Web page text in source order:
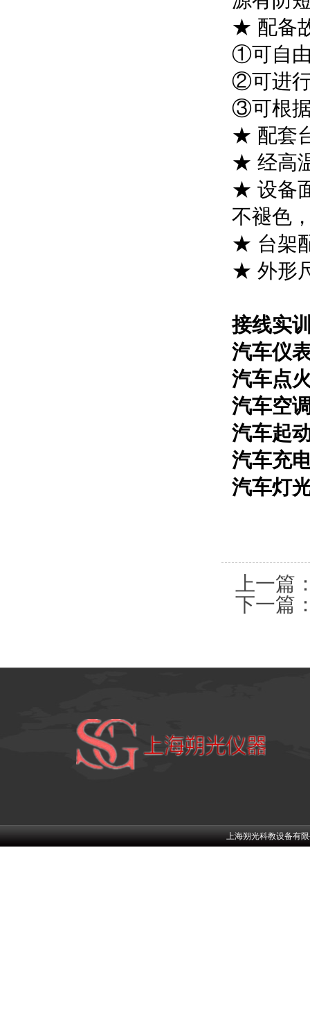
★ 配备
①可自由
②可进
③可根
★ 配套
★ 经高
★ 设备
不褪色
★ 台架
★ 外形
接线实
汽车仪
汽车点
汽车空
汽车起
汽车充
汽车灯
上一篇
下一篇
上海朔光科教设备有